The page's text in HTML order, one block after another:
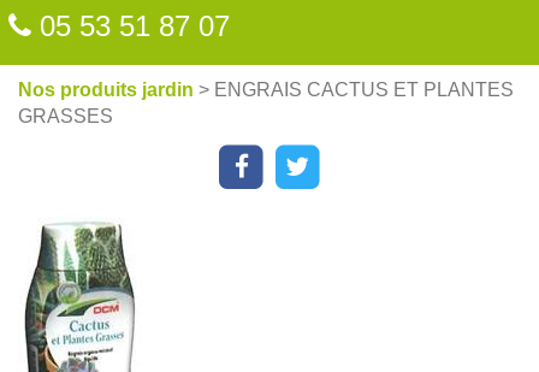
05 53 51 87 07
Nos produits jardin > ENGRAIS CACTUS ET PLANTES
GRASSES